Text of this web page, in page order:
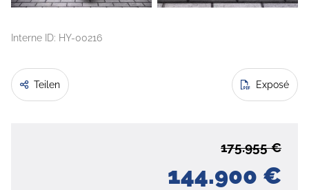
Interne ID: HY-00216
Teilen Exposé
144.900 €
175.955 €